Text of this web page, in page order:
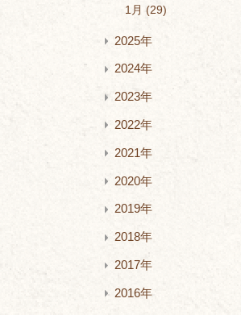
1月
29
2025年
2024年
2023年
2022年
2021年
2020年
2019年
2018年
2017年
2016年